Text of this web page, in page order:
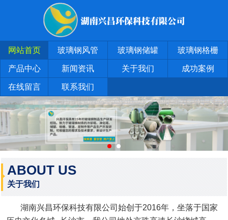
网站首页 玻璃钢风管 玻璃钢储罐 玻璃钢格栅
产品中心 新闻资讯 关于我们 成功案例
在线留言 联系我们
ABOUT US
关于我们
湖南兴昌环保科技有限公司始创于2016年，坐落于国家